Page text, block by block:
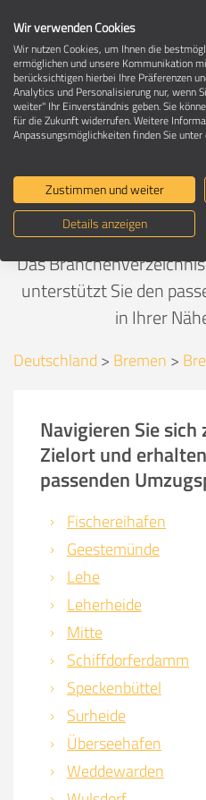
Umzug in
Selbst machen
Umzugskosten
Das
unterstützt Sie den
in Ihrer
Deutschland > Bremen >
Navigieren Sie
Zielort und
passenden
Fischereihafen
Geestemünde
Lehe
Leherheide
Mitte
Schiffdorferdamm
Speckenbüttel
Surheide
Überseehafen
Weddewarden
Wir verwenden Cookies
Wir nutzen Cookies, um Ihnen die
ermöglichen und unsere Kommunikation
berücksichtigen hierbei Ihre Präferenzen
Analytics und Personalisierung nur, wenn
weiter" Ihr Einverständnis geben. Sie
für die Zukunft widerrufen. Weitere
Anpassungsmöglichkeiten finden Sie
Zustimmen und weiter
Details anzeigen